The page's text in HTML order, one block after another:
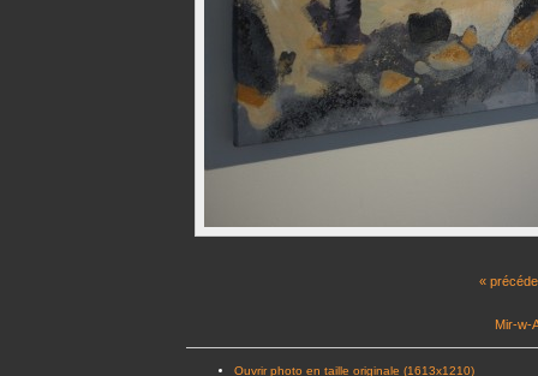
«
Mir-w-
Ouvrir photo en taille originale (1613x1210)